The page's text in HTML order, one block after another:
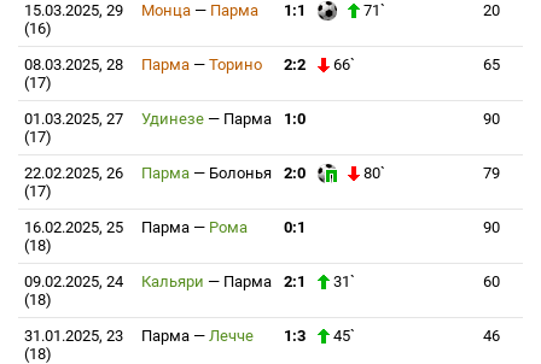
15.03.2025, 29
(16)
Монца — Парма 1:1 71` 20
08.03.2025, 28
(17)
Парма — Торино 2:2 66` 65
01.03.2025, 27
(17)
Удинезе — Парма 1:0 90
22.02.2025, 26
(17)
Парма — Болонья 2:0 80` 79
16.02.2025, 25
(18)
Парма — Рома 0:1 90
09.02.2025, 24
(18)
Кальяри — Парма 2:1 31` 60
31.01.2025, 23
(18)
Парма — Лечче 1:3 45` 46